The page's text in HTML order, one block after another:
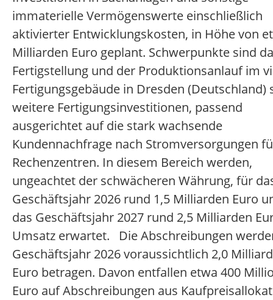
immaterielle Vermögenswerte einschließlich
aktivierter Entwicklungskosten, in Höhe von
Milliarden Euro geplant. Schwerpunkte sind
Fertigstellung und der Produktionsanlauf im
Fertigungsgebäude in Dresden (Deutschland)
weitere Fertigungsinvestitionen, passend
ausgerichtet auf die stark wachsende
Kundennachfrage nach Stromversorgungen
Rechenzentren. In diesem Bereich werden,
ungeachtet der schwächeren Währung, für
Geschäftsjahr 2026 rund 1,5 Milliarden Euro
das Geschäftsjahr 2027 rund 2,5 Milliarden
Umsatz erwartet. Die Abschreibungen
Geschäftsjahr 2026 voraussichtlich 2,0
Euro betragen. Davon entfallen etwa 400
Euro auf Abschreibungen aus